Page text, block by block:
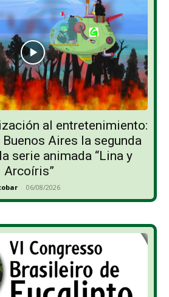
al entretenimiento:
Aires la segunda
serie animada “Lina y
Arcoíris”
- 06/08/2026